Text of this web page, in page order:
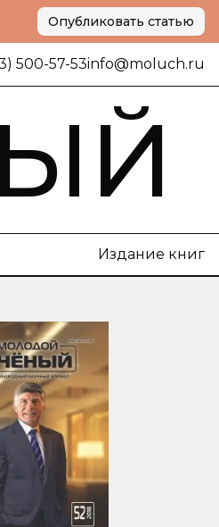
Опубликовать статью
500-57-53info@moluch.ru
Издание книг